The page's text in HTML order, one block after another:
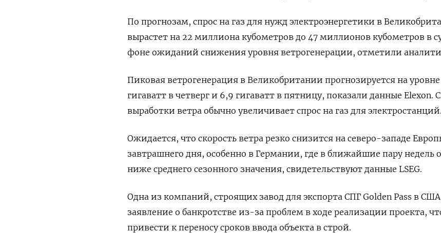
По прогнозам, спрос на газ для нужд электроэнергетики в
вырастет на 22 миллиона кубометров до 47 миллионов кубометров в
фоне ожиданий снижения уровня ветрогенерации, отметили
Пиковая ветрогенерация в Великобритании прогнозируется на уровне
гигаватт в четверг и 6,9 гигаватт в пятницу, показали данные Elexon.
выработки ветра обычно увеличивает спрос на газ для электростанций.
Ожидается, что скорость ветра резко снизится на северо-западе
завтрашнего дня, особенно в Германии, где в ближайшие пару недель
ниже среднего сезонного значения, свидетельствуют данные LSEG.
Одна из компаний, строящих завод для экспорта СПГ Golden Pass в
заявление о банкротстве из-за проблем в ходе реализации проекта,
привести к переносу сроков ввода объекта в строй.